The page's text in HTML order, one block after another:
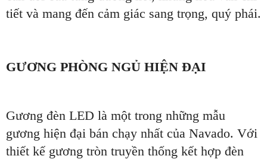
tiết và mang đến cảm giác sang trọng, quý phái.
GƯƠNG PHÒNG NGỦ HIỆN ĐẠI
Gương đèn LED là một trong những mẫu
gương hiện đại bán chạy nhất của Navado. Với
thiết kế gương tròn truyền thống kết hợp đèn